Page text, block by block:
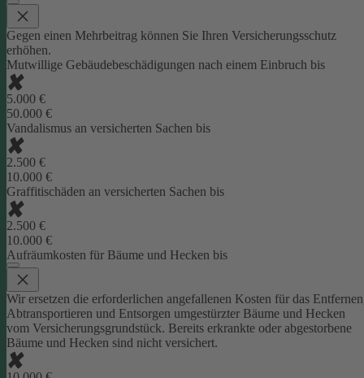
Gegen einen Mehrbeitrag können Sie Ihren Versicherungsschutz
erhöhen.
Mutwillige Gebäudebeschädigungen nach einem Einbruch bis
5.000 €
50.000 €
Vandalismus an versicherten Sachen bis
2.500 €
10.000 €
Graffitischäden an versicherten Sachen bis
2.500 €
10.000 €
Aufräumkosten für Bäume und Hecken bis
Wir ersetzen die erforderlichen angefallenen Kosten für das
Abtransportieren und Entsorgen umgestürzter Bäume und Hecken
vom Versicherungsgrundstück. Bereits erkrankte oder abgestorbene
Bäume und Hecken sind nicht versichert.